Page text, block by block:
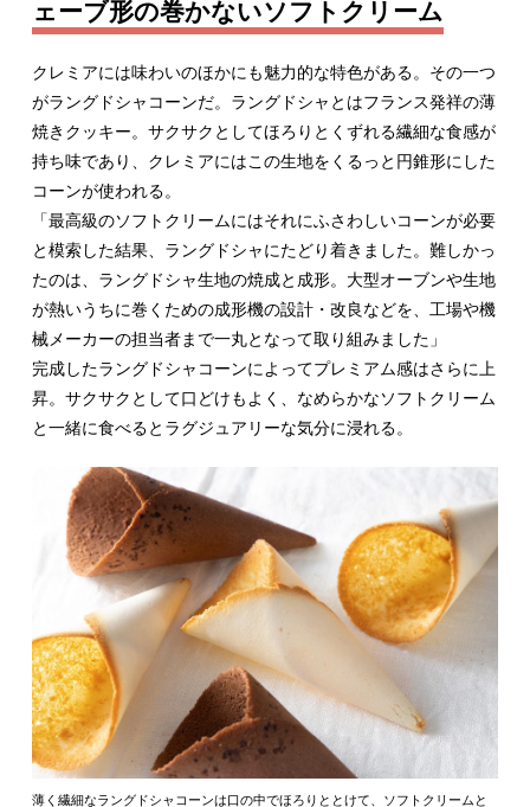
ェーブ形の巻かないソフトクリーム
クレミアには味わいのほかにも魅力的な特色がある。その一つ
がラングドシャコーンだ。ラングドシャとはフランス発祥の薄
焼きクッキー。サクサクとしてほろりとくずれる繊細な食感が
持ち味であり、クレミアにはこの生地をくるっと円錐形にした
コーンが使われる。
「最高級のソフトクリームにはそれにふさわしいコーンが必要
と模索した結果、ラングドシャにたどり着きました。難しかっ
たのは、ラングドシャ生地の焼成と成形。大型オーブンや生地
が熱いうちに巻くための成形機の設計・改良などを、工場や機
械メーカーの担当者まで一丸となって取り組みました」
完成したラングドシャコーンによってプレミアム感はさらに上
昇。サクサクとして口どけもよく、なめらかなソフトクリーム
と一緒に食べるとラグジュアリーな気分に浸れる。
薄く繊細なラングドシャコーンは口の中でほろりととけて、ソフトクリームと